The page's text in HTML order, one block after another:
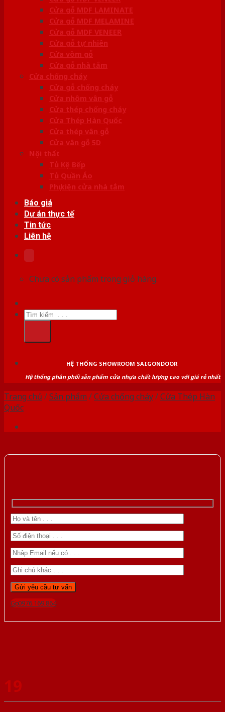
Cửa gỗ MDF LAMINATE
Cửa gỗ MDF MELAMINE
Cửa gỗ MDF VENEER
Cửa gỗ tự nhiên
Cửa vòm gỗ
Cửa gỗ nhà tắm
Cửa chống cháy
Cửa gỗ chống cháy
Cửa nhôm vân gỗ
Cửa thép chống cháy
Cửa Thép Hàn Quốc
Cửa thép vân gỗ
Cửa vân gỗ 5D
Nội thất
Tủ Kệ Bếp
Tủ Quần Áo
Phụ kiện cửa nhà tắm
Báo giá
Dự án thực tế
Tin tức
Liên hệ
Chưa có sản phẩm trong giỏ hàng.
Tìm
kiếm:
HỆ THỐNG SHOWROOM SAIGONDOOR
Hệ thống phân phối sản phẩm cửa nhựa chất lượng cao với giá rẻ nhất
Trang chủ /Sản phẩm /Cửa chống cháy/Cửa Thép Hàn
Quốc
Gọi 0976.169.864
19